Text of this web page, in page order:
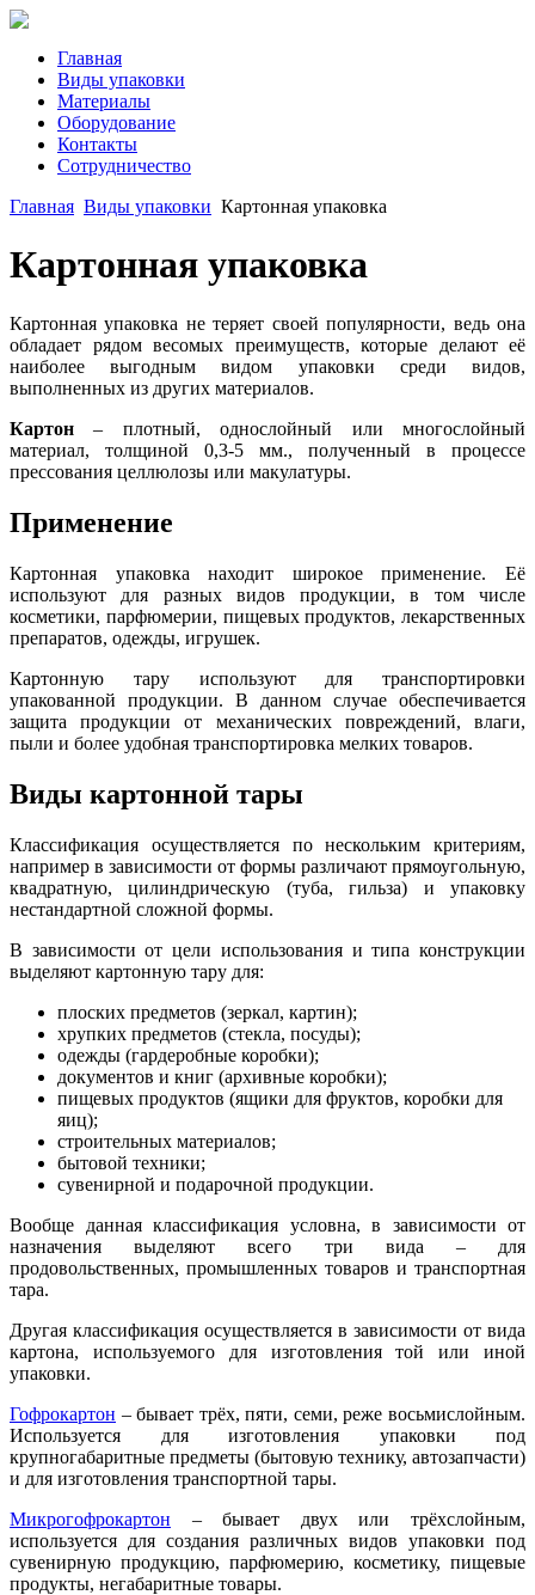
Главная
Виды упаковки
Материалы
Оборудование
Контакты
Сотрудничество
Главная Виды упаковки Картонная упаковка
Картонная упаковка
Картонная упаковка не теряет своей популярности, ведь она
обладает рядом весомых преимуществ, которые делают её
наиболее выгодным видом упаковки среди видов,
выполненных из других материалов.
Картон – плотный, однослойный или многослойный
материал, толщиной 0,3-5 мм., полученный в процессе
прессования целлюлозы или макулатуры.
Применение
Картонная упаковка находит широкое применение. Её
используют для разных видов продукции, в том числе
косметики, парфюмерии, пищевых продуктов, лекарственных
препаратов, одежды, игрушек.
Картонную тару используют для транспортировки
упакованной продукции. В данном случае обеспечивается
защита продукции от механических повреждений, влаги,
пыли и более удобная транспортировка мелких товаров.
Виды картонной тары
Классификация осуществляется по нескольким критериям,
например в зависимости от формы различают прямоугольную,
квадратную, цилиндрическую (туба, гильза) и упаковку
нестандартной сложной формы.
В зависимости от цели использования и типа конструкции
выделяют картонную тару для:
плоских предметов (зеркал, картин);
хрупких предметов (стекла, посуды);
одежды (гардеробные коробки);
документов и книг (архивные коробки);
пищевых продуктов (ящики для фруктов, коробки для
яиц);
строительных материалов;
бытовой техники;
сувенирной и подарочной продукции.
Вообще данная классификация условна, в зависимости от
назначения выделяют всего три вида – для
продовольственных, промышленных товаров и транспортная
тара.
Другая классификация осуществляется в зависимости от вида
картона, используемого для изготовления той или иной
упаковки.
Гофрокартон – бывает трёх, пяти, семи, реже восьмислойным.
Используется для изготовления упаковки под
крупногабаритные предметы (бытовую технику, автозапчасти)
и для изготовления транспортной тары.
Микрогофрокартон – бывает двух или трёхслойным,
используется для создания различных видов упаковки под
сувенирную продукцию, парфюмерию, косметику, пищевые
продукты, негабаритные товары.